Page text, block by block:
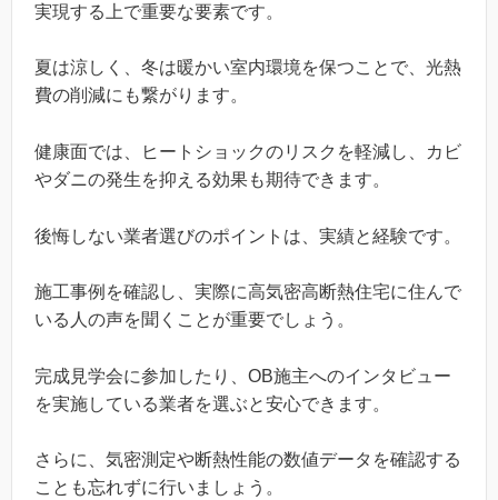
実現する上で重要な要素です。
夏は涼しく、冬は暖かい室内環境を保つことで、光熱
費の削減にも繋がります。
健康面では、ヒートショックのリスクを軽減し、カビ
やダニの発生を抑える効果も期待できます。
後悔しない業者選びのポイントは、実績と経験です。
施工事例を確認し、実際に高気密高断熱住宅に住んで
いる人の声を聞くことが重要でしょう。
完成見学会に参加したり、OB施主へのインタビュー
を実施している業者を選ぶと安心できます。
さらに、気密測定や断熱性能の数値データを確認する
ことも忘れずに行いましょう。